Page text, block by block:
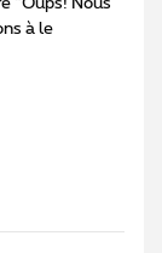
“Oups! Nous
à le